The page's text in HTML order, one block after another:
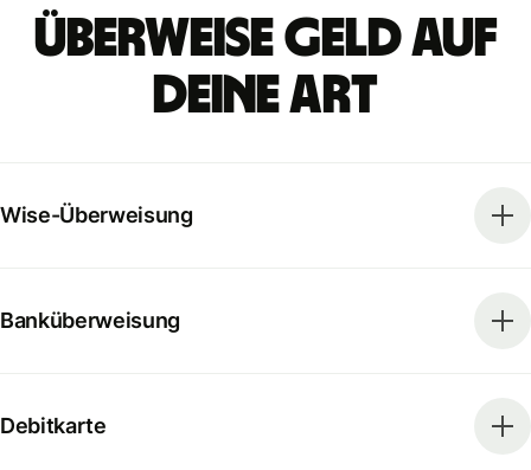
Überweise Geld auf
deine Art
Wise-Überweisung
Banküberweisung
Debitkarte